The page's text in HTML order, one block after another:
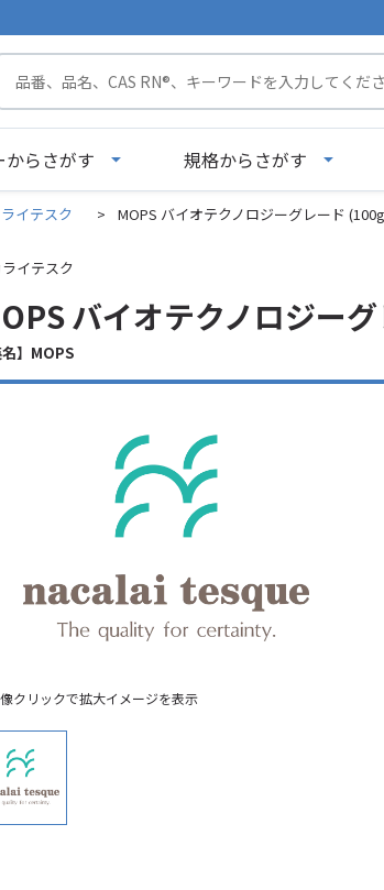
からさがす 規格からさがす
イテスク > MOPS バイオテクノロジーグレード
イテスク
バイオテクノロジー
名】MOPS
クリックで拡大イメージを表示